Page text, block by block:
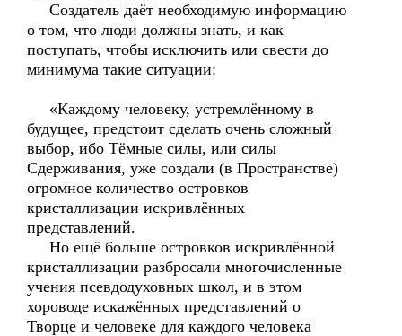
Создатель даёт необходимую информацию
о том, что люди должны знать, и как
поступать, чтобы исключить или свести до
минимума такие ситуации:
«Каждому человеку, устремлённому в
будущее, предстоит сделать очень сложный
выбор, ибо Тёмные силы, или силы
Сдерживания, уже создали (в Пространстве)
огромное количество островков
кристаллизации искривлённых
представлений.
Но ещё больше островков искривлённой
кристаллизации разбросали многочисленные
учения псевдодуховных школ, и в этом
хороводе искажённых представлений о
Творце и человеке для каждого человека